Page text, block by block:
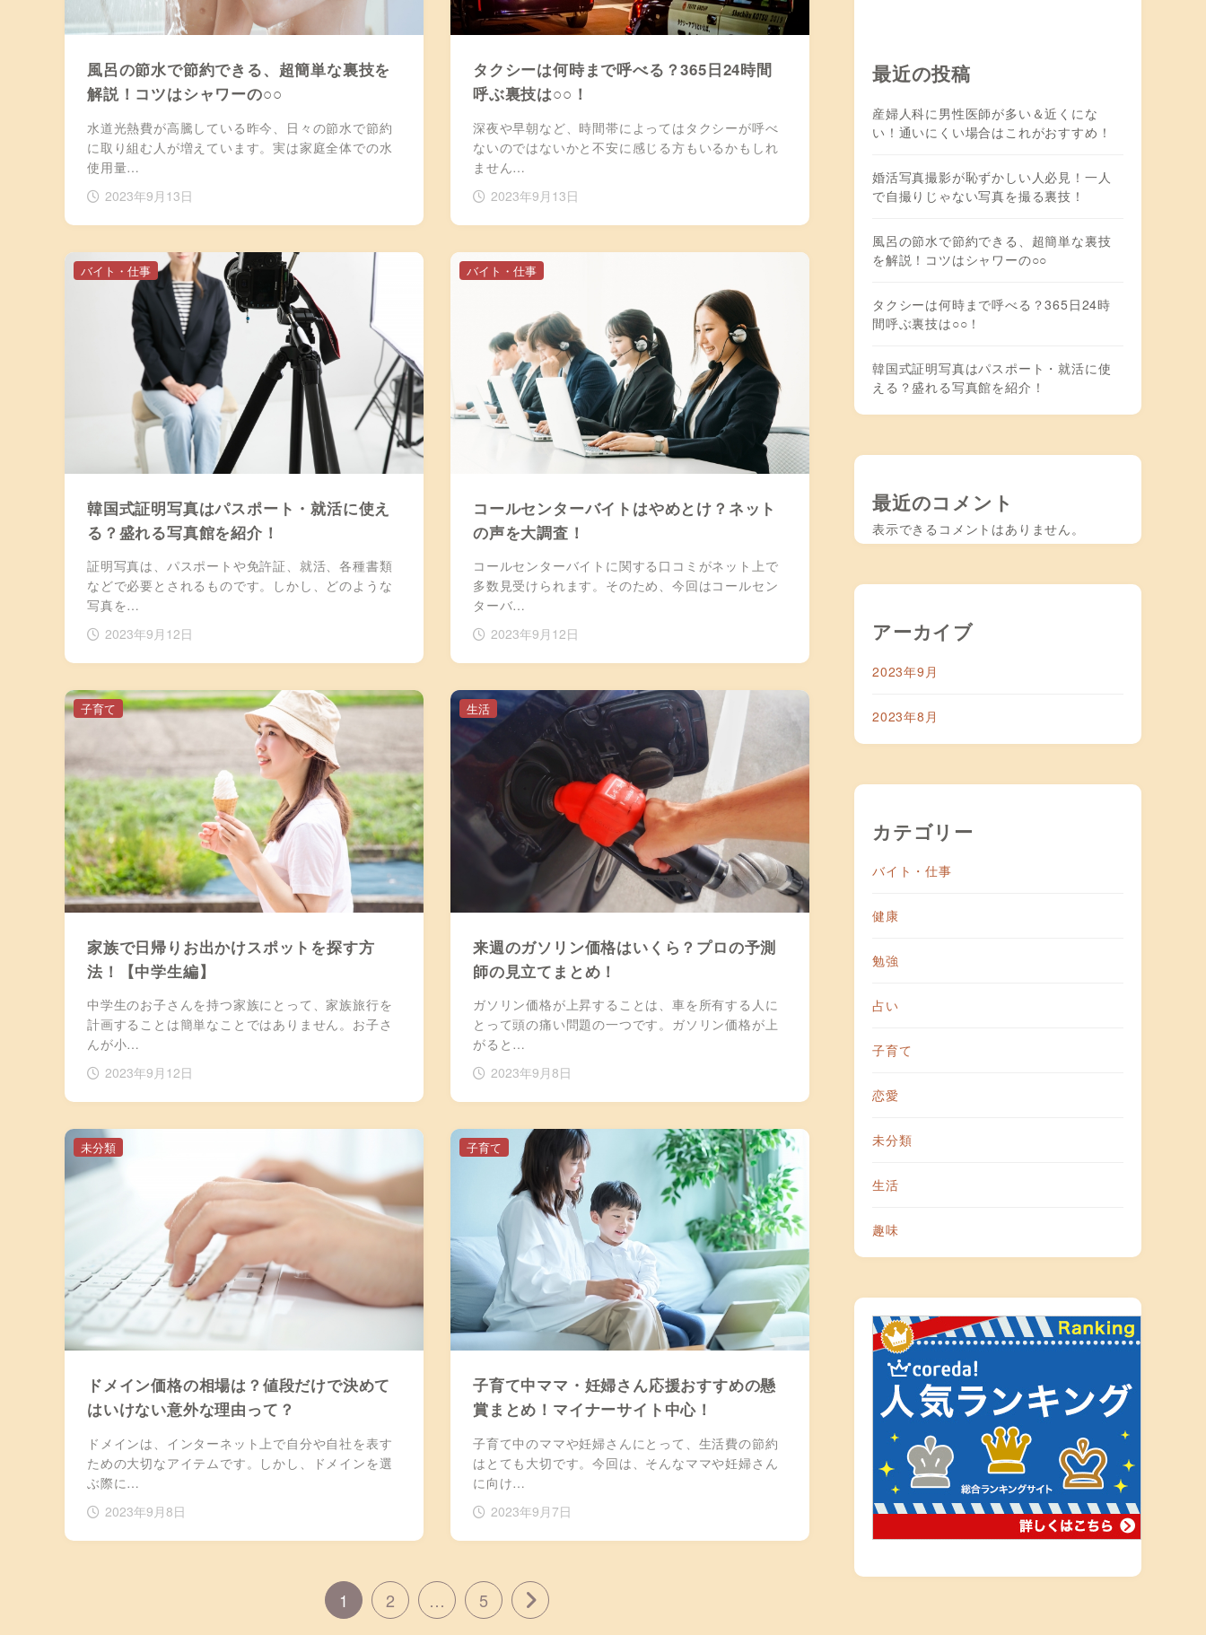
風呂の節水で節約できる、超簡単な裏技を
解説！コツはシャワーの○○
水道光熱費が高騰している昨今、日々の節水で節約
に取り組む人が増えています。実は家庭全体での水
使用量…
2023年9月13日
タクシーは何時まで呼べる？365日24時間
呼ぶ裏技は○○！
深夜や早朝など、時間帯によってはタクシーが呼べ
ないのではないかと不安に感じる方もいるかもしれ
ません…
2023年9月13日
韓国式証明写真はパスポート・就活に使え
る？盛れる写真館を紹介！
証明写真は、パスポートや免許証、就活、各種書類
などで必要とされるものです。しかし、どのような
写真を…
2023年9月12日
バイト・仕事
コールセンターバイトはやめとけ？ネット
の声を大調査！
コールセンターバイトに関する口コミがネット上で
多数見受けられます。そのため、今回はコールセン
ターバ…
2023年9月12日
バイト・仕事
家族で日帰りお出かけスポットを探す方
法！【中学生編】
中学生のお子さんを持つ家族にとって、家族旅行を
計画することは簡単なことではありません。お子さ
んが小…
2023年9月12日
子育て
来週のガソリン価格はいくら？プロの予測
師の見立てまとめ！
ガソリン価格が上昇することは、車を所有する人に
とって頭の痛い問題の一つです。ガソリン価格が上
がると…
2023年9月8日
生活
ドメイン価格の相場は？値段だけで決めて
はいけない意外な理由って？
ドメインは、インターネット上で自分や自社を表す
ための大切なアイテムです。しかし、ドメインを選
ぶ際に…
2023年9月8日
未分類
子育て中ママ・妊婦さん応援おすすめの懸
賞まとめ！マイナーサイト中心！
子育て中のママや妊婦さんにとって、生活費の節約
はとても大切です。今回は、そんなママや妊婦さん
に向け…
2023年9月7日
子育て
1 2 … 5
最近の投稿
産婦人科に男性医師が多い＆近くにな
い！通いにくい場合はこれがおすすめ！
婚活写真撮影が恥ずかしい人必見！一人
で自撮りじゃない写真を撮る裏技！
風呂の節水で節約できる、超簡単な裏技
を解説！コツはシャワーの○○
タクシーは何時まで呼べる？365日24時
間呼ぶ裏技は○○！
韓国式証明写真はパスポート・就活に使
える？盛れる写真館を紹介！
最近のコメント
表示できるコメントはありません。
アーカイブ
2023年9月
2023年8月
カテゴリー
バイト・仕事
健康
勉強
占い
子育て
恋愛
未分類
生活
趣味